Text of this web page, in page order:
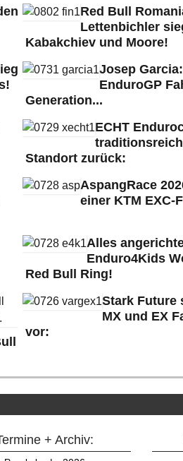
Red Bull
Lettenbichler
Kabakchiev und Moore!
Josep
EnduroGP
Generation...
ECHT
Standort zurück:
AspangRace
einer KTM EXC-
Alles
Enduro4Kids
Red Bull Ring!
Stark Future
MX und EX
vor:
+ Archiv: